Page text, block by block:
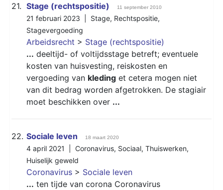
21. Stage (rechtspositie) 11 september 2010
21 februari 2023 | Stage, Rechtspositie,
Stagevergoeding
Arbeidsrecht > Stage (rechtspositie)
... deeltijd- of voltijdsstage betreft; eventuele
kosten van huisvesting, reiskosten en
vergoeding van kleding et cetera mogen niet
van dit bedrag worden afgetrokken. De stagiair
moet beschikken over ...
22. Sociale leven 18 maart 2020
4 april 2021 | Coronavirus, Sociaal, Thuiswerken,
Huiselijk geweld
Coronavirus > Sociale leven
... ten tijde van corona Coronavirus